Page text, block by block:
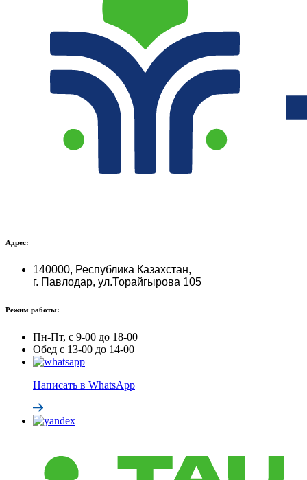
Адрес:
140000, Республика Казахстан,
г. Павлодар, ул.Торайгырова 105
Режим работы:
Пн-Пт, с 9-00 до 18-00
Обед с 13-00 до 14-00
Написать в WhatsApp